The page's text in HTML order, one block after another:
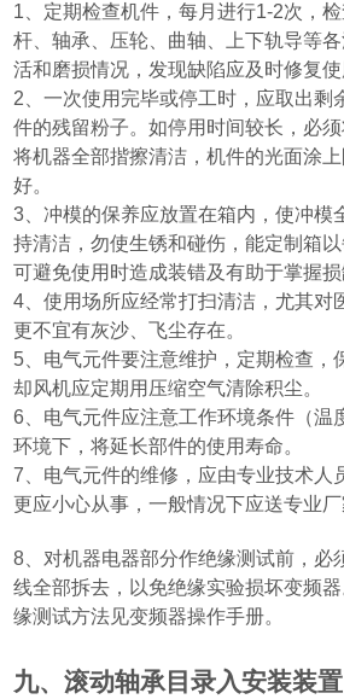
1 、定期检查机件，每月进行1-2次，
杆、轴承、压轮、曲轴、上下轨导等
活和磨损情况，发现缺陷应及时修复使
2 、一次使用完毕或停工时，应取出
件的残留粉子。如停用时间较长，必
将机器全部揩擦清洁，机件的光面涂
好。
3 、冲模的保养应放置在箱内，使冲
持清洁，勿使生锈和碰伤，能定制箱以
可避免使用时造成装错及有助于掌握损
4 、使用场所应经常打扫清洁，尤其
更不宜有灰沙、飞尘存在。
5 、电气元件要注意维护，定期检查
却风机应定期用压缩空气清除积尘。
6 、电气元件应注意工作环境条件 （温
环境下，将延长部件的使用寿命。
7 、电气元件的维修，应由专业技术
更应小心从事，一般情况下应送专业厂
8 、对机器电器部分作绝缘测试前，必
线全部拆去，以免绝缘实验损坏变频
缘测试方法见变频器操作手册。
九、滚动轴承目录入安装装置